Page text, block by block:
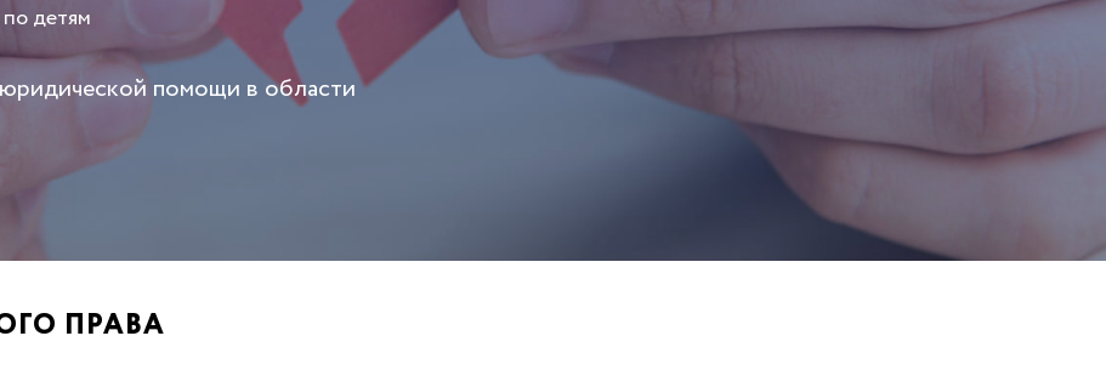
детям
помощи в области
ПРАВА